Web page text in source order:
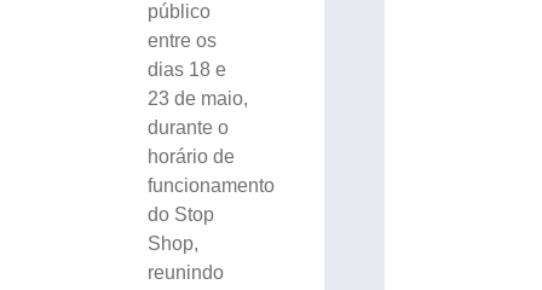
público
entre os
dias 18 e
23 de maio,
durante o
horário de
funcionamento
do Stop
Shop,
reunindo